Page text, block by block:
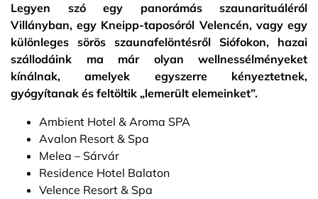
Legyen szó egy panorámás szaunarituáléról
Villányban, egy Kneipp-taposóról Velencén, vagy egy
különleges sörös szaunafelöntésről Siófokon, hazai
szállodáink ma már olyan wellnessélményeket
kínálnak, amelyek egyszerre kényeztetnek,
gyógyítanak és feltöltik „lemerült elemeinket”.
Ambient Hotel & Aroma SPA
Avalon Resort & Spa
Melea – Sárvár
Residence Hotel Balaton
Velence Resort & Spa